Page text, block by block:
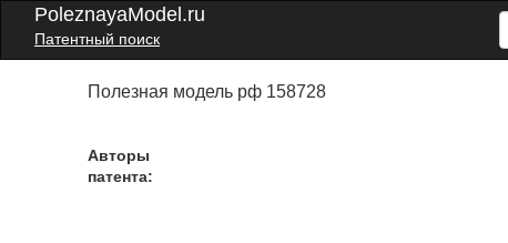
PoleznayaModel.ru
Патентный поиск
Полезная модель рф 158728
Авторы
патента: